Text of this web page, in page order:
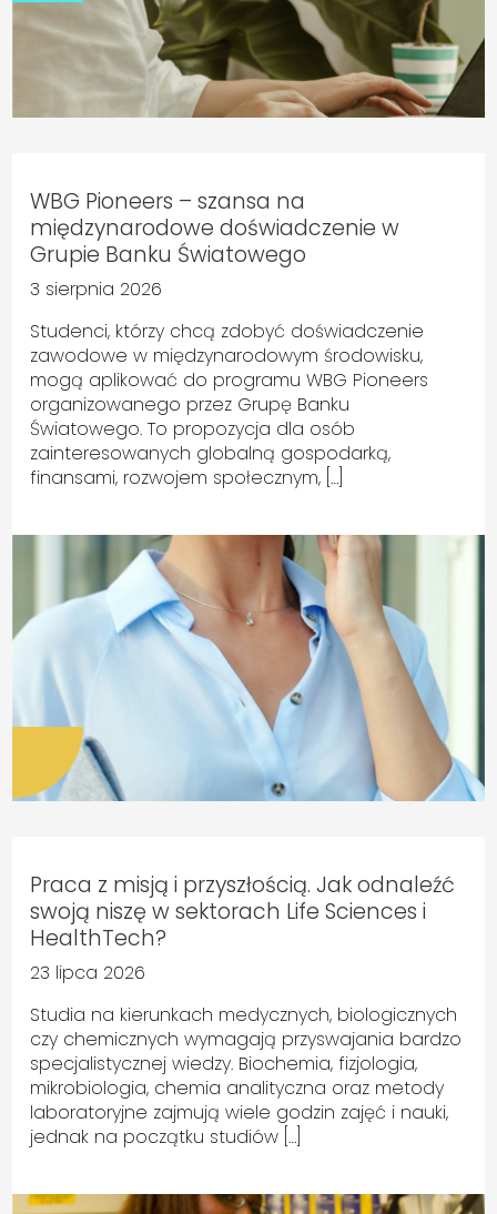
WBG Pioneers – szansa na
międzynarodowe doświadczenie w
Grupie Banku Światowego
3 sierpnia 2026
Studenci, którzy chcą zdobyć doświadczenie
zawodowe w międzynarodowym środowisku,
mogą aplikować do programu WBG Pioneers
organizowanego przez Grupę Banku
Światowego. To propozycja dla osób
zainteresowanych globalną gospodarką,
finansami, rozwojem społecznym, […]
Praca z misją i przyszłością. Jak odnaleźć
swoją niszę w sektorach Life Sciences i
HealthTech?
23 lipca 2026
Studia na kierunkach medycznych, biologicznych
czy chemicznych wymagają przyswajania bardzo
specjalistycznej wiedzy. Biochemia, fizjologia,
mikrobiologia, chemia analityczna oraz metody
laboratoryjne zajmują wiele godzin zajęć i nauki,
jednak na początku studiów […]